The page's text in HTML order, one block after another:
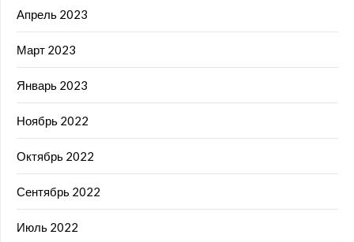
Апрель 2023
Март 2023
Январь 2023
Ноябрь 2022
Октябрь 2022
Сентябрь 2022
Июль 2022